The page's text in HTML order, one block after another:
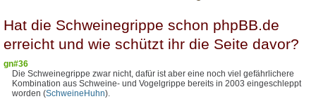
Hat die Schweinegrippe schon phpBB.de
erreicht und wie schützt ihr die Seite davor?
gn#36
Die Schweinegrippe zwar nicht, dafür ist aber eine noch viel gefährlichere
Kombination aus Schweine- und Vogelgrippe bereits in 2003 eingeschleppt
worden (SchweineHuhn).